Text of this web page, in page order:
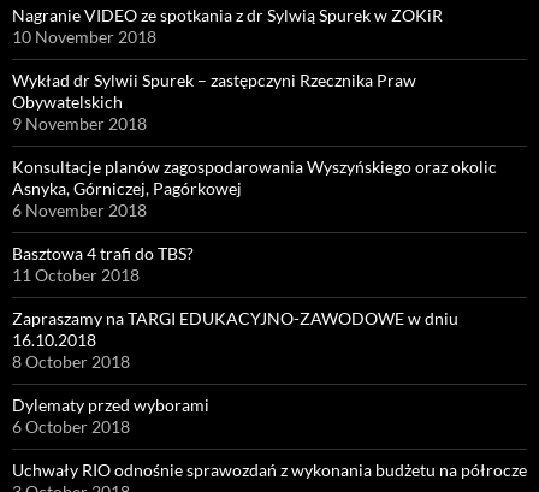
Nagranie VIDEO ze spotkania z dr Sylwią Spurek w ZOKiR
10 November 2018
Wykład dr Sylwii Spurek – zastępczyni Rzecznika Praw
Obywatelskich
9 November 2018
Konsultacje planów zagospodarowania Wyszyńskiego oraz okolic
Asnyka, Górniczej, Pagórkowej
6 November 2018
Basztowa 4 trafi do TBS?
11 October 2018
Zapraszamy na TARGI EDUKACYJNO-ZAWODOWE w dniu
16.10.2018
8 October 2018
Dylematy przed wyborami
6 October 2018
Uchwały RIO odnośnie sprawozdań z wykonania budżetu na półrocze